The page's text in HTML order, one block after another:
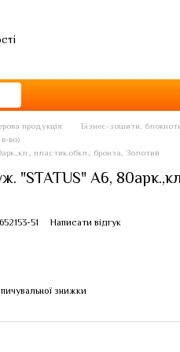
продукція
Бізнес-зошити,
во)
пластик.обкл., бронза, Золотий
"STATUS" А6,
51 Написати відгук
знижки